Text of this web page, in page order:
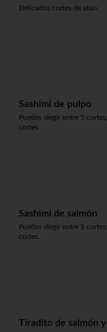
Delicados cortes de atún.
Sashimi de pulpo
Puedes elegir entre 5
cortes
Sashimi de salmón
Puedes elegir entre 5
cortes.
Tiradito de salmón